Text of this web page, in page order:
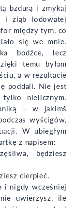
bzdurą i zmykaj
i ziąb lodowatej
między tym, co
się we mnie.
bodźce, lecz
temu byłam
a w rezultacie
poddali. Nie jest
nielicznym.
– w jakimś
wyścigów,
W ubiegłym
z napisem:
będziesz
cierpieć.
i nigdy wcześniej
uwierzysz, ile